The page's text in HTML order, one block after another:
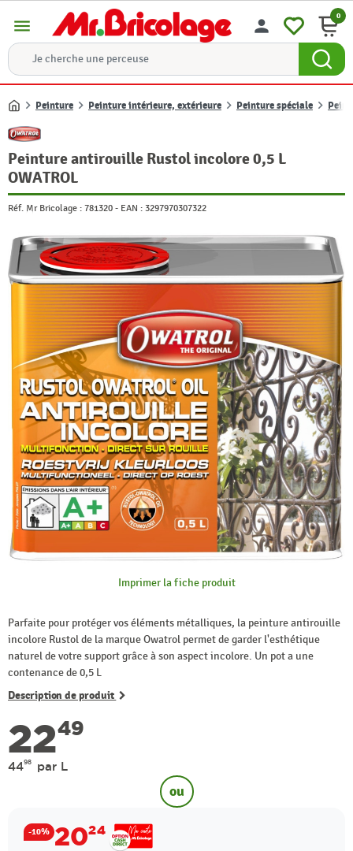
menu person 0
Accueil
Peinture Peinture intérieure, extérieure Peinture spéciale
Peinture antirouille Rustol incolore 0,5 L
OWATROL
Réf. Mr Bricolage : 781320 - EAN : 3297970307322
Imprimer la fiche produit
Parfaite pour protéger vos éléments métalliques, la peinture antirouille
incolore Rustol de la marque Owatrol permet de garder l'esthétique
naturel de votre support grâce à son aspect incolore. Un pot a une
contenance de 0,5 L
Description de produit
2249
4498 par L
ou
-10% 2024